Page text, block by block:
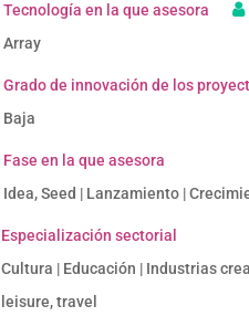
Tecnología en la que asesora
Array
Grado de innovación de los
Baja
Fase en la que asesora
Idea, Seed | Lanzamiento |
Especialización sectorial
Cultura | Educación | Industrias
leisure, travel